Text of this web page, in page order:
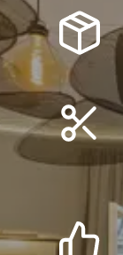
plusieurs
variations.
Les
options
peuvent
être
choisies
sur
produit